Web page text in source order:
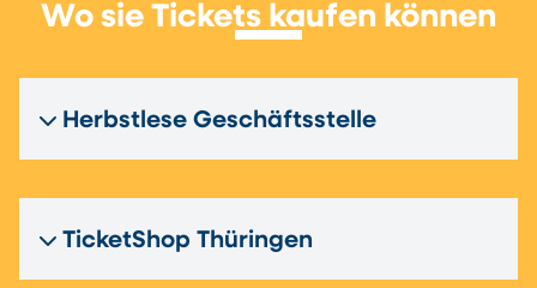
Wo sie Tickets kaufen können
Herbstlese Geschäftsstelle
TicketShop Thüringen